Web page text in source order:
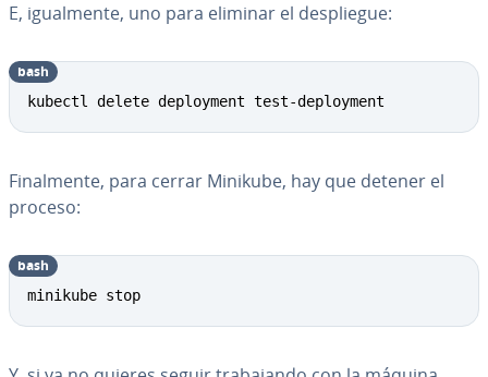
E, igua­l­me­n­te, uno para eliminar el de­s­plie­gue:
kubectl delete deployment test-deployment
bash
Fi­na­l­me­n­te, para cerrar Minikube, hay que detener el
proceso:
minikube stop
bash